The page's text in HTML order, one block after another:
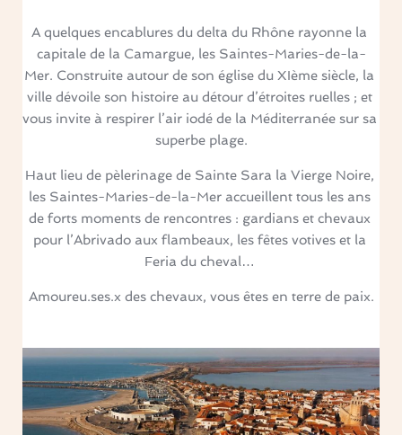
A quelques encablures du delta du Rhône rayonne la
capitale de la Camargue, les Saintes-Maries-de-la-
Mer. Construite autour de son église du XIème siècle, la
ville dévoile son histoire au détour d’étroites ruelles ; et
vous invite à respirer l’air iodé de la Méditerranée sur sa
superbe plage.
Haut lieu de pèlerinage de Sainte Sara la Vierge Noire,
les Saintes-Maries-de-la-Mer accueillent tous les ans
de forts moments de rencontres : gardians et chevaux
pour l’Abrivado aux flambeaux, les fêtes votives et la
Feria du cheval…
Amoureu.ses.x des chevaux, vous êtes en terre de paix.